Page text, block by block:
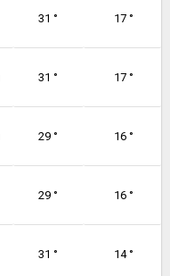
31 ° 17 °
31 ° 17 °
29 ° 16 °
29 ° 16 °
31 ° 14 °